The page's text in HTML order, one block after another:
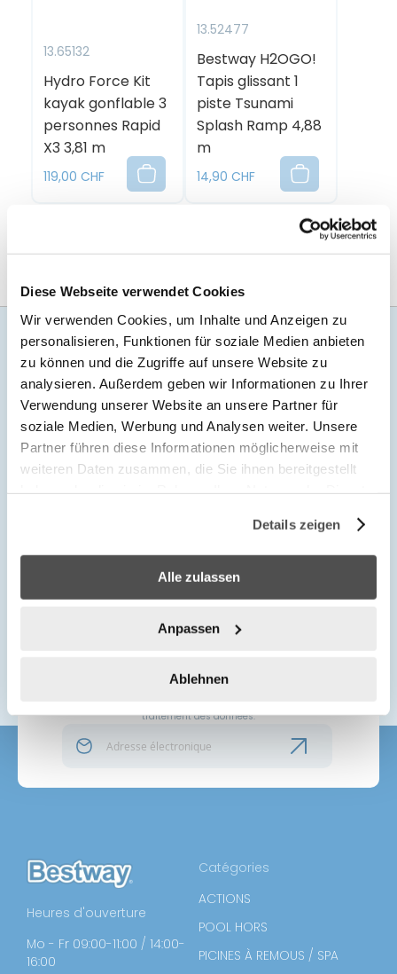
Diese Webseite verwendet Cookies
Wir verwenden Cookies, um Inhalte und Anzeigen zu
personalisieren, Funktionen für soziale Medien anbieten
zu können und die Zugriffe auf unsere Website zu
analysieren. Außerdem geben wir Informationen zu Ihrer
Verwendung unserer Website an unsere Partner für
soziale Medien, Werbung und Analysen weiter. Unsere
Partner führen diese Informationen möglicherweise mit
weiteren Daten zusammen, die Sie ihnen bereitgestellt
Details zeigen
Alle zulassen
Anpassen
Ablehnen
13.65132
Hydro Force Kit
kayak gonflable 3
personnes Rapid
X3 3,81 m
119,00 CHF
13.52477
Bestway H2OGO!
Tapis glissant 1
piste Tsunami
Splash Ramp 4,88
m
14,90 CHF
franco de port à partir de
200.
Vous souhaitez recevoir nos offres
exclusives et nos actualités ?
traitement des données.
Heures d'ouverture
Mo - Fr 09:00-11:00 / 14:00-
16:00
Catégories
ACTIONS
POOL HORS
PICINES À REMOUS / SPA